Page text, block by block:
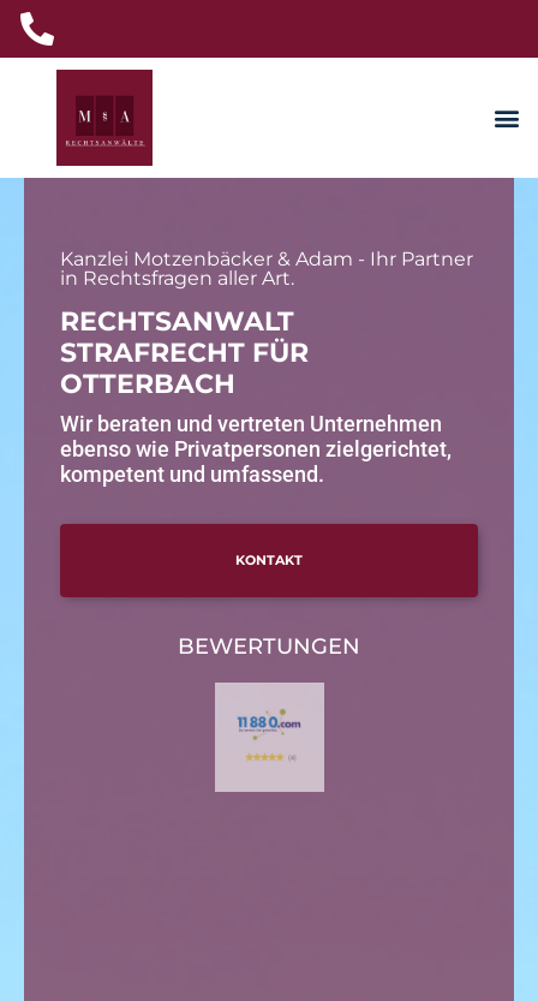
Kanzlei Motzenbäcker & Adam - Ihr Partner
in Rechtsfragen aller Art.
RECHTSANWALT
STRAFRECHT FÜR
OTTERBACH
Wir beraten und vertreten Unternehmen
ebenso wie Privatpersonen zielgerichtet,
kompetent und umfassend.
KONTAKT
BEWERTUNGEN